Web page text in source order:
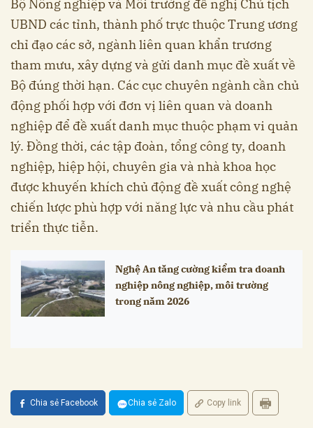
Bộ Nông nghiệp và Môi trường đề nghị Chủ tịch
UBND các tỉnh, thành phố trực thuộc Trung ương
chỉ đạo các sở, ngành liên quan khẩn trương
tham mưu, xây dựng và gửi danh mục đề xuất về
Bộ đúng thời hạn. Các cục chuyên ngành cần chủ
động phối hợp với đơn vị liên quan và doanh
nghiệp để đề xuất danh mục thuộc phạm vi quản
lý. Đồng thời, các tập đoàn, tổng công ty, doanh
nghiệp, hiệp hội, chuyên gia và nhà khoa học
được khuyến khích chủ động đề xuất công nghệ
chiến lược phù hợp với năng lực và nhu cầu phát
triển thực tiễn.
Nghệ An tăng cường kiểm tra doanh
nghiệp nông nghiệp, môi trường
trong năm 2026
Chia sẻ Facebook Chia sẻ Zalo Copy link